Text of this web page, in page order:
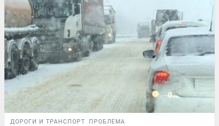
ДОРОГИ И ТРАНСПОРТ ПРОБЛЕМА